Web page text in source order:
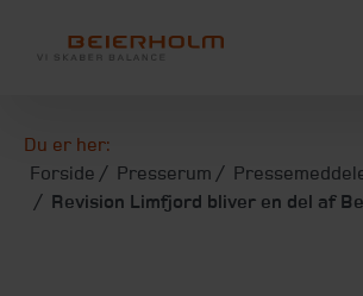
Du er her:
Forside
Presserum
Revision Limfjord bliver en del af